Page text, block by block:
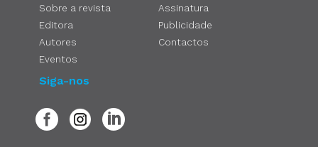
Sobre a revista
Editora
Autores
Eventos
Assinatura
Publicidade
Contactos
Siga-nos